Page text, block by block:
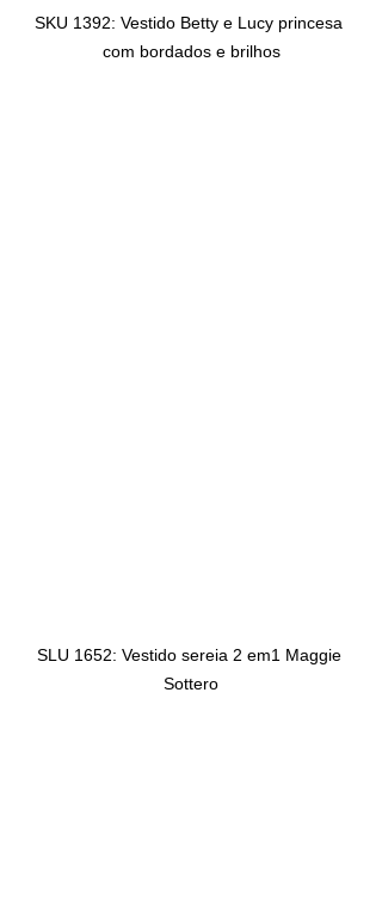
SKU 1392: Vestido Betty e Lucy princesa
com bordados e brilhos
SLU 1652: Vestido sereia 2 em1 Maggie
Sottero